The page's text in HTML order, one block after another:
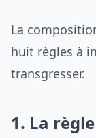
La
huit règles à
transgresser.
1. La